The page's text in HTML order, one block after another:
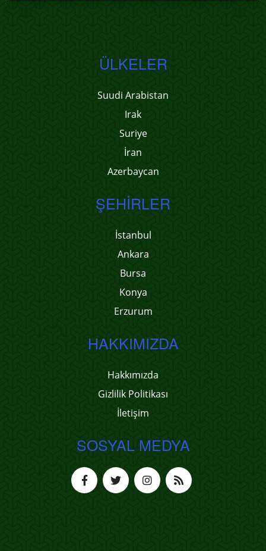
ÜLKELER
Suudi Arabistan
Irak
Suriye
İran
Azerbaycan
ŞEHIRLER
İstanbul
Ankara
Bursa
Konya
Erzurum
HAKKIMIZDA
Hakkımızda
Gizlilik Politikası
İletişim
SOSYAL MEDYA